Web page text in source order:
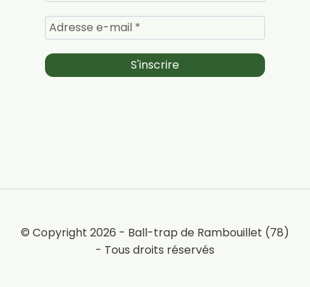
© Copyright 2026 - Ball-trap de Rambouillet (78)
- Tous droits réservés